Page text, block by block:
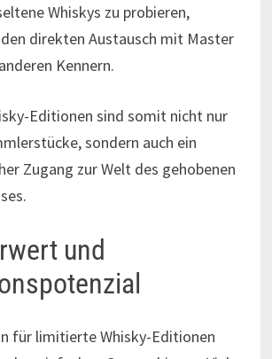
Whiskys zu probieren,
direkten Austausch mit Master
Kennern.
Editionen sind somit nicht nur
sondern auch ein
Zugang zur Welt des gehobenen
und
für limitierte Whisky-Editionen